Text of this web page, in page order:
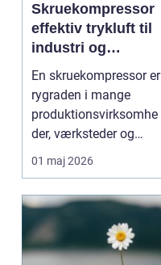
Skruekompressor
effektiv trykluft til
industri og
værksted
En skruekompressor er
rygraden i mange
produktionsvirksomhe
der, værksteder og
autohuse. Den leverer
01 maj 2026